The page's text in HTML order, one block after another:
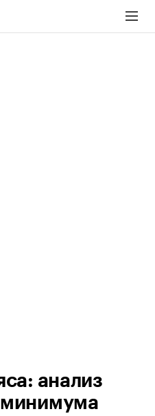
анализ
минимума